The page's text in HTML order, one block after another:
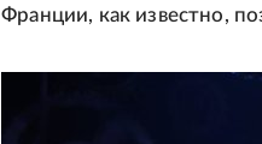
Франции, как известно,